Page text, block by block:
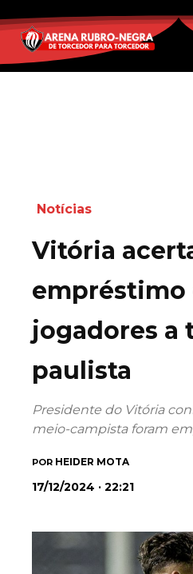
Notícias
Vitória
empréstimo
jogadores a
paulista
Presidente do Vitória
meio-campista foram
POR HEIDER MOTA
17/12/2024 · 22:21